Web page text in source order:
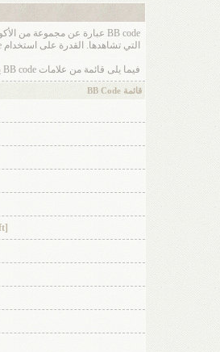
التي تشاهدها. القدرة على استخدام BB code هو تحديد في المنتدى - من قبل - المنتدى الأساسي بواسطة الإدارة ، لذا يجب عليك مراجعة قواعد المنتدى عند ارسال رسالة جديدة.
فيما يلى قائمة من علامات BB code يمكنك استخدامها لتهيئة رسائلك.
قائمة BB Code
[left]